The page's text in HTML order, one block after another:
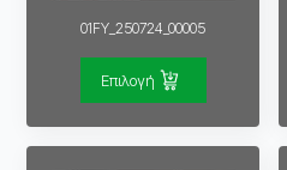
01FY_250724_00005
Επιλογή